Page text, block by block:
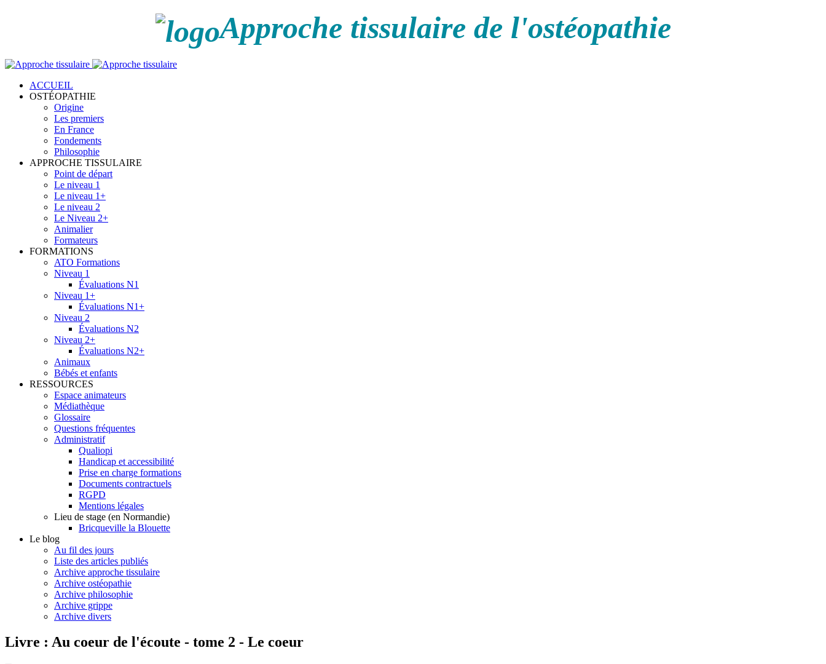
Approche tissulaire de l'ostéopathie
ACCUEIL
OSTÉOPATHIE
Origine
Les premiers
En France
Fondements
Philosophie
APPROCHE TISSULAIRE
Point de départ
Le niveau 1
Le niveau 1+
Le niveau 2
Le Niveau 2+
Animalier
Formateurs
FORMATIONS
ATO Formations
Niveau 1
Évaluations N1
Niveau 1+
Évaluations N1+
Niveau 2
Évaluations N2
Niveau 2+
Évaluations N2+
Animaux
Bébés et enfants
RESSOURCES
Espace animateurs
Médiathèque
Glossaire
Questions fréquentes
Administratif
Qualiopi
Handicap et accessibilité
Prise en charge formations
Documents contractuels
RGPD
Mentions légales
Lieu de stage (en Normandie)
Bricqueville la Blouette
Le blog
Au fil des jours
Liste des articles publiés
Archive approche tissulaire
Archive ostéopathie
Archive philosophie
Archive grippe
Archive divers
Livre : Au coeur de l'écoute - tome 2 - Le coeur